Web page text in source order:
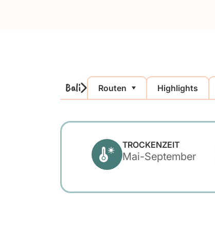
Bali Routen Highlights
TROCKENZEIT
Mai-September